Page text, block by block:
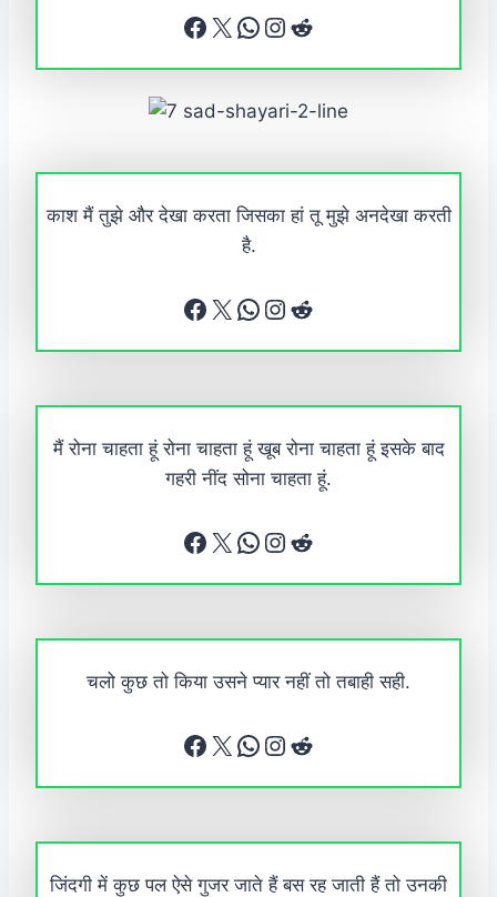
Facebook X WhatsApp Instagram Reddit
काश मैं तुझे और देखा करता जिसका हां तू मुझे अनदेखा करती
है.
Facebook X WhatsApp Instagram Reddit
मैं रोना चाहता हूं रोना चाहता हूं खूब रोना चाहता हूं इसके बाद
गहरी नींद सोना चाहता हूं.
Facebook X WhatsApp Instagram Reddit
चलो कुछ तो किया उसने प्यार नहीं तो तबाही सही.
Facebook X WhatsApp Instagram Reddit
जिंदगी में कुछ पल ऐसे गुजर जाते हैं बस रह जाती हैं तो उनकी